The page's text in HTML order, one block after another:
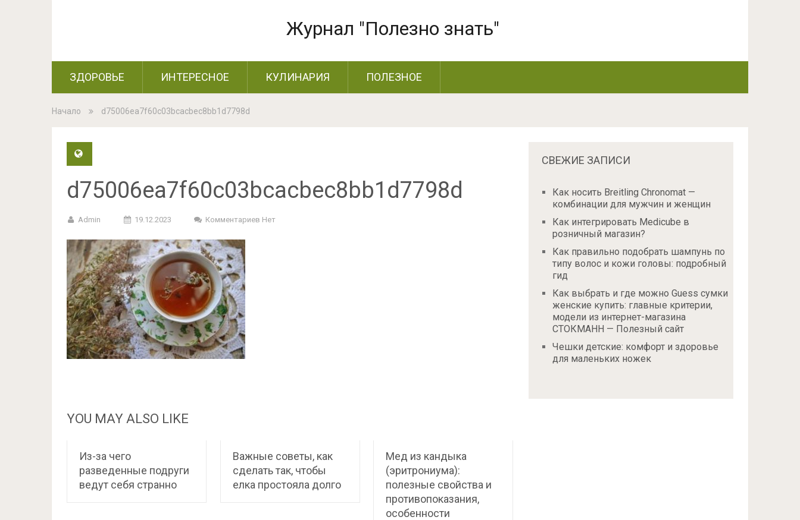
Журнал "Полезно знать"
ЗДОРОВЬЕ ИНТЕРЕСНОЕ КУЛИНАРИЯ ПОЛЕЗНОЕ
Начало d75006ea7f60c03bcacbec8bb1d7798d
d75006ea7f60c03bcacbec8bb1d7798d
Admin 19.12.2023 Комментариев Нет
YOU MAY ALSO LIKE
Из-за чего
разведенные подруги
ведут себя странно
Важные советы, как
сделать так, чтобы
елка простояла долго
Мед из кандыка
(эритрониума):
полезные свойства и
противопоказания,
особенности
СВЕЖИЕ ЗАПИСИ
Как носить Breitling Chronomat —
комбинации для мужчин и женщин
Как интегрировать Medicube в
розничный магазин?
Как правильно подобрать шампунь по
типу волос и кожи головы: подробный
гид
Как выбрать и где можно Guess сумки
женские купить: главные критерии,
модели из интернет-магазина
СТОКМАНН — Полезный сайт
Чешки детские: комфорт и здоровье
для маленьких ножек